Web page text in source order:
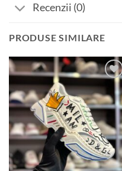
Recenzii (0)
PRODUSE SIMILARE
Add to
wishlist